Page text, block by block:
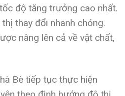
độ tăng trưởng cao nhất.
thay đổi nhanh chóng.
nâng lên cả về vật chất,
Bè tiếp tục thực hiện